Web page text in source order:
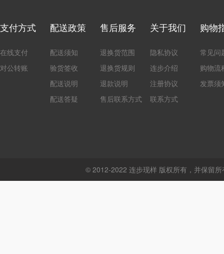
支付方式
在线支付
对公转账
配送政策
配送须知
验货签收
配送说明
配送答疑
售后服务
退换货范围
退换货规则
退款说明
售后联系方式
关于我们
隐私协议
连步介绍
注册协议
联系方式
购物
常见问
购物流
发票须
© 2012-2022 连步现样 版权所有，并保留